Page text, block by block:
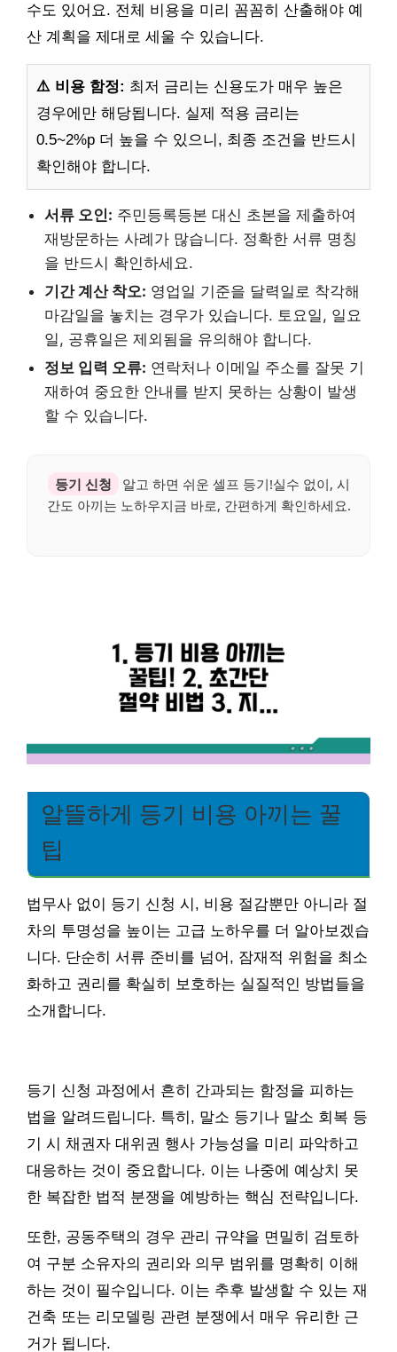
수도 있어요. 전체 비용을 미리 꼼꼼히 산출해야 예
산 계획을 제대로 세울 수 있습니다.
⚠️ 비용 함정: 최저 금리는 신용도가 매우 높은
경우에만 해당됩니다. 실제 적용 금리는
0.5~2%p 더 높을 수 있으니, 최종 조건을 반드시
확인해야 합니다.
서류 오인: 주민등록등본 대신 초본을 제출하여
재방문하는 사례가 많습니다. 정확한 서류 명칭
을 반드시 확인하세요.
기간 계산 착오: 영업일 기준을 달력일로 착각해
마감일을 놓치는 경우가 있습니다. 토요일, 일요
일, 공휴일은 제외됨을 유의해야 합니다.
정보 입력 오류: 연락처나 이메일 주소를 잘못 기
재하여 중요한 안내를 받지 못하는 상황이 발생
할 수 있습니다.
등기 신청
알고 하면 쉬운 셀프 등기!실수 없이, 시
간도 아끼는 노하우지금 바로, 간편하게 확인하세요.
알뜰하게 등기 비용 아끼는 꿀
팁
법무사 없이 등기 신청 시, 비용 절감뿐만 아니라 절
차의 투명성을 높이는 고급 노하우를 더 알아보겠습
니다. 단순히 서류 준비를 넘어, 잠재적 위험을 최소
화하고 권리를 확실히 보호하는 실질적인 방법들을
소개합니다.
등기 신청 과정에서 흔히 간과되는 함정을 피하는
법을 알려드립니다. 특히, 말소 등기나 말소 회복 등
기 시 채권자 대위권 행사 가능성을 미리 파악하고
대응하는 것이 중요합니다. 이는 나중에 예상치 못
한 복잡한 법적 분쟁을 예방하는 핵심 전략입니다.
또한, 공동주택의 경우 관리 규약을 면밀히 검토하
여 구분 소유자의 권리와 의무 범위를 명확히 이해
하는 것이 필수입니다. 이는 추후 발생할 수 있는 재
건축 또는 리모델링 관련 분쟁에서 매우 유리한 근
거가 됩니다.